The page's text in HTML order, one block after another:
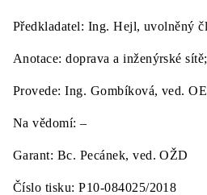
Předkladatel: Ing. Hejl, uvolněný
Anotace: doprava a inženýrské
Provede: Ing. Gombíková, ved.
Na vědomí: –
Garant: Bc. Pecánek, ved. OŽD
Číslo tisku: P10-084025/2018